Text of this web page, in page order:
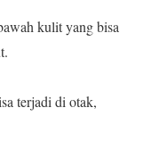
kulit yang bisa
terjadi di otak,